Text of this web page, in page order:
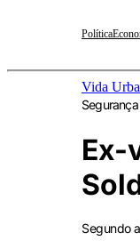
Política
Vida
Ex-
Segundo